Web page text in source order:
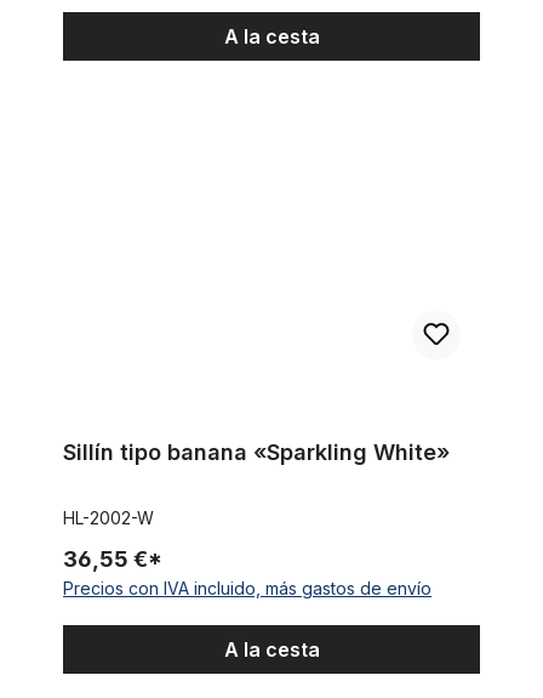
A la cesta
Sillín tipo banana «Sparkling White»
HL-2002-W
36,55 €*
Precios con IVA incluido, más gastos de envío
A la cesta